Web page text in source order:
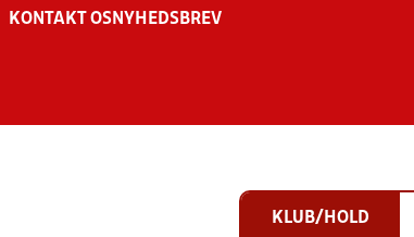
KONTAKT OS NYHEDSBREV
KLUB/HOLD